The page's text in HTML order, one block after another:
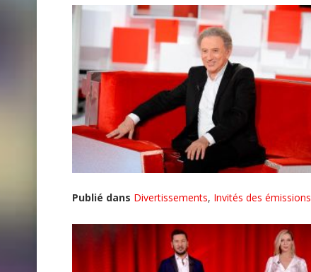
Publié dans Divertissements, Invités des émissions